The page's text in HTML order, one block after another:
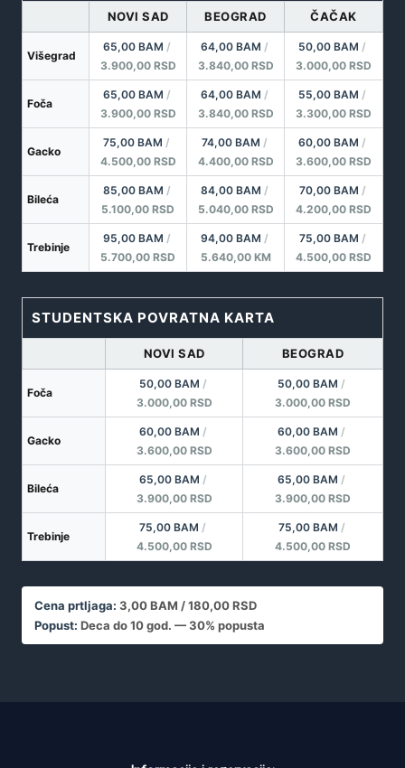
NOVI SAD BEOGRAD ČAČAK
Višegrad
65,00 BAM /
3.900,00 RSD
64,00 BAM /
3.840,00 RSD
50,00 BAM /
3.000,00 RSD
Foča
65,00 BAM /
3.900,00 RSD
64,00 BAM /
3.840,00 RSD
55,00 BAM /
3.300,00 RSD
Gacko
75,00 BAM /
4.500,00 RSD
74,00 BAM /
4.400,00 RSD
60,00 BAM /
3.600,00 RSD
Bileća
85,00 BAM /
5.100,00 RSD
84,00 BAM /
5.040,00 RSD
70,00 BAM /
4.200,00 RSD
Trebinje
95,00 BAM /
5.700,00 RSD
94,00 BAM /
5.640,00 KM
75,00 BAM /
4.500,00 RSD
STUDENTSKA POVRATNA KARTA
NOVI SAD BEOGRAD
Foča
50,00 BAM /
3.000,00 RSD
50,00 BAM /
3.000,00 RSD
Gacko
60,00 BAM /
3.600,00 RSD
60,00 BAM /
3.600,00 RSD
Bileća
65,00 BAM /
3.900,00 RSD
65,00 BAM /
3.900,00 RSD
Trebinje
75,00 BAM /
4.500,00 RSD
75,00 BAM /
4.500,00 RSD
Cena prtljaga: 3,00 BAM / 180,00 RSD
Popust: Deca do 10 god. — 30% popusta